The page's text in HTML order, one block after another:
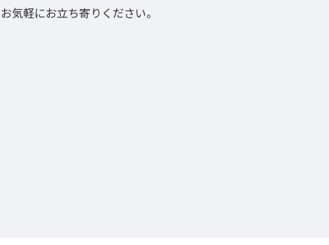
お気軽にお立ち寄りください。